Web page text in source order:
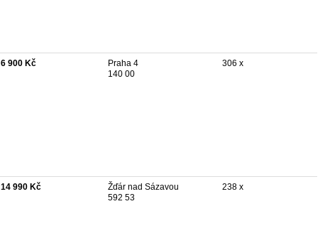
6 900 Kč
Praha 4
140 00
306 x
14 990 Kč
Žďár nad Sázavou
592 53
238 x